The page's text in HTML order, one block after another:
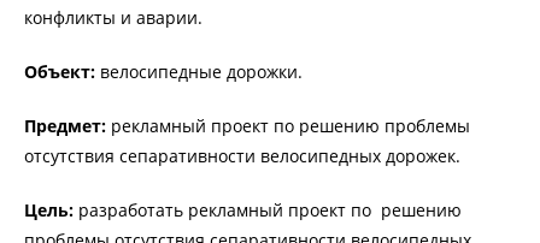
конфликты и аварии.
Объект: велосипедные дорожки.
Предмет: рекламный проект по решению проблемы
отсутствия сепаративности велосипедных дорожек.
Цель: разработать рекламный проект по решению